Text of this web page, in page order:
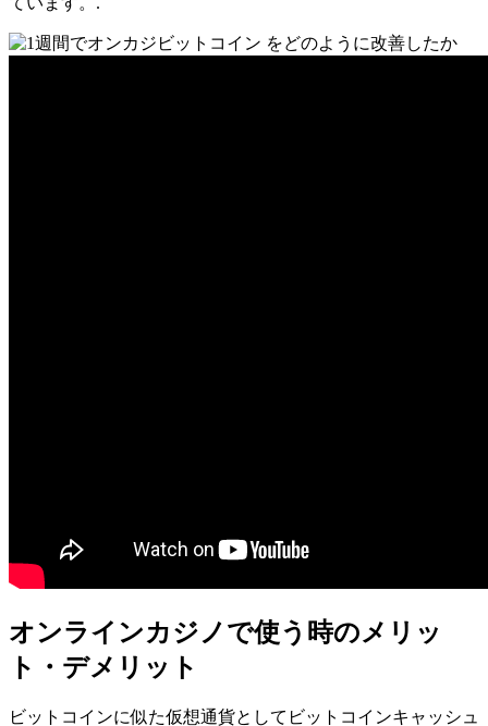
オンラインカジノで使う時のメリッ
ト・デメリット
ビットコインに似た仮想通貨としてビットコインキャッシュ